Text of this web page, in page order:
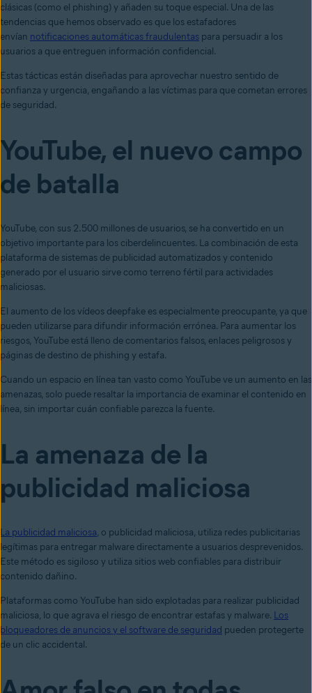
clásicas (como el phishing) y añaden su toque especial. Una de las
tendencias que hemos observado es que los estafadores
envían notificaciones automáticas fraudulentas para persuadir a los
usuarios a que entreguen información confidencial.
Estas tácticas están diseñadas para aprovechar nuestro sentido de
confianza y urgencia, engañando a las víctimas para que cometan errores
de seguridad.
YouTube, el nuevo campo
de batalla
YouTube, con sus 2.500 millones de usuarios, se ha convertido en un
objetivo importante para los ciberdelincuentes. La combinación de esta
plataforma de sistemas de publicidad automatizados y contenido
generado por el usuario sirve como terreno fértil para actividades
maliciosas.
El aumento de los vídeos deepfake es especialmente preocupante, ya que
pueden utilizarse para difundir información errónea. Para aumentar los
riesgos, YouTube está lleno de comentarios falsos, enlaces peligrosos y
páginas de destino de phishing y estafa.
Cuando un espacio en línea tan vasto como YouTube ve un aumento en las
amenazas, solo puede resaltar la importancia de examinar el contenido en
línea, sin importar cuán confiable parezca la fuente.
La amenaza de la
publicidad maliciosa
La publicidad maliciosa, o publicidad maliciosa, utiliza redes publicitarias
legítimas para entregar malware directamente a usuarios desprevenidos.
Este método es sigiloso y utiliza sitios web confiables para distribuir
contenido dañino.
Plataformas como YouTube han sido explotadas para realizar publicidad
maliciosa, lo que agrava el riesgo de encontrar estafas y malware. Los
bloqueadores de anuncios y el software de seguridad pueden protegerte
de un clic accidental.